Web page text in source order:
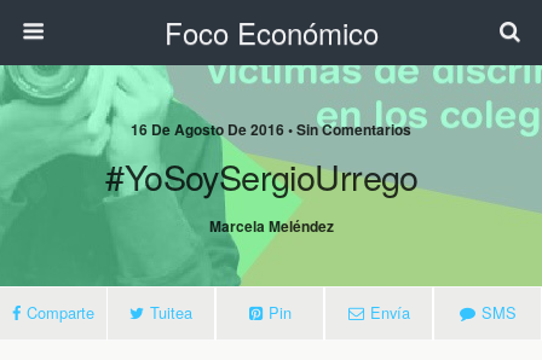
Foco Económico
16 De Agosto De 2016 • Sin Comentarios
#YoSoySergioUrrego
Marcela Meléndez
Comparte Tuitea Pin Envía SMS